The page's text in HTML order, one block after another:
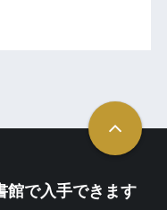
館で入手できます